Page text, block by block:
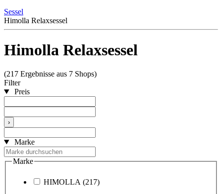
Sessel
Himolla Relaxsessel
Himolla Relaxsessel
(217 Ergebnisse aus 7 Shops)
Filter
Preis
›
Marke
Marke
HIMOLLA (217)